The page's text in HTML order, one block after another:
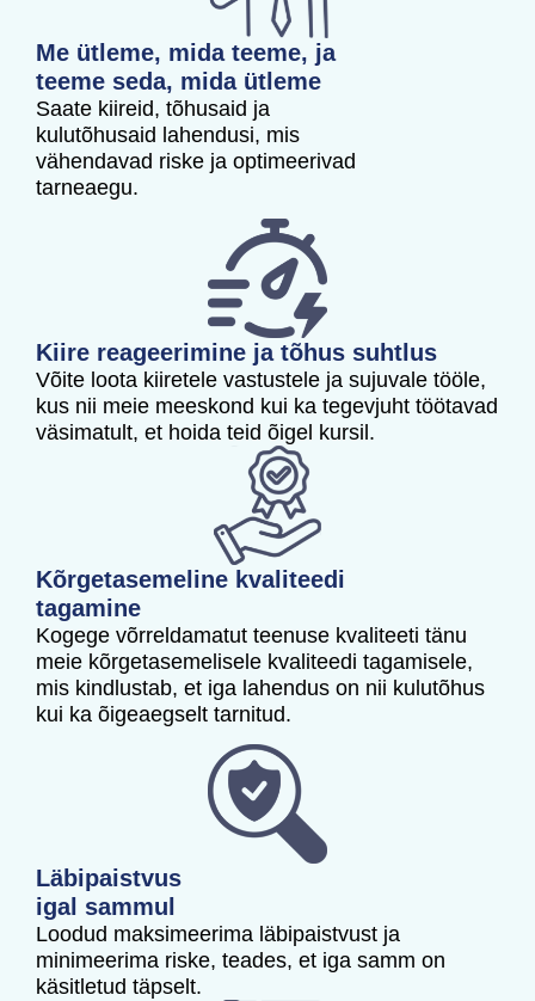
Me ütleme, mida teeme, ja
teeme seda, mida ütleme
Saate kiireid, tõhusaid ja
kulutõhusaid lahendusi, mis
vähendavad riske ja optimeerivad
tarneaegu.
Kiire reageerimine ja tõhus suhtlus
Võite loota kiiretele vastustele ja sujuvale tööle,
kus nii meie meeskond kui ka tegevjuht töötavad
väsimatult, et hoida teid õigel kursil.
Kõrgetasemeline kvaliteedi
tagamine
Kogege võrreldamatut teenuse kvaliteeti tänu
meie kõrgetasemelisele kvaliteedi tagamisele,
mis kindlustab, et iga lahendus on nii kulutõhus
kui ka õigeaegselt tarnitud.
Läbipaistvus
igal sammul
Loodud maksimeerima läbipaistvust ja
minimeerima riske, teades, et iga samm on
käsitletud täpselt.